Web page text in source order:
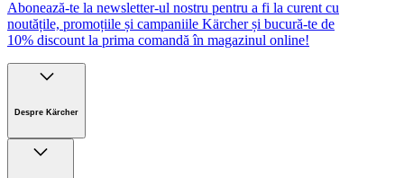
Abonează-te la newsletter-ul nostru pentru a fi la curent cu
noutățile, promoțiile și campaniile Kärcher și bucură-te de
10% discount la prima comandă în magazinul online!
Despre Kärcher